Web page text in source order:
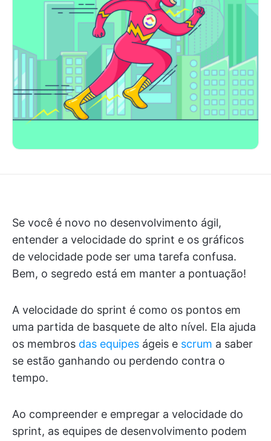
Se você é novo no desenvolvimento ágil,
entender a velocidade do sprint e os gráficos
de velocidade pode ser uma tarefa confusa.
Bem, o segredo está em manter a pontuação!
A velocidade do sprint é como os pontos em
uma partida de basquete de alto nível. Ela ajuda
os membros das equipes ágeis e scrum a saber
se estão ganhando ou perdendo contra o
tempo.
Ao compreender e empregar a velocidade do
sprint, as equipes de desenvolvimento podem